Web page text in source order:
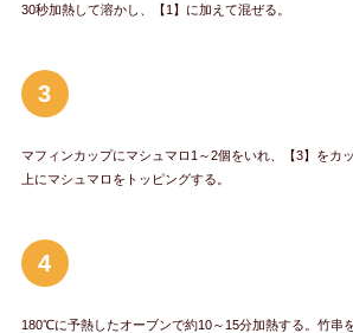
30秒加熱して溶かし、【1】に加えて混ぜる。
3
マフィンカップにマシュマロ1～2個をいれ、【3】をカ
上にマシュマロをトッピングする。
4
180℃に予熱したオーブンで約10～15分加熱する。竹串